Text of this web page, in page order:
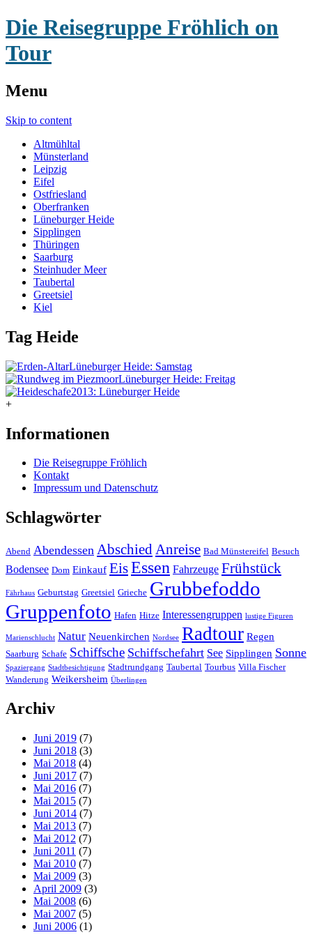
Die Reisegruppe Fröhlich on
Tour
Menu
Skip to content
Altmühltal
Münsterland
Leipzig
Eifel
Ostfriesland
Oberfranken
Lüneburger Heide
Sipplingen
Thüringen
Saarburg
Steinhuder Meer
Taubertal
Greetsiel
Kiel
Tag Heide
Lüneburger Heide: Samstag
Lüneburger Heide: Freitag
2013: Lüneburger Heide
+
Informationen
Die Reisegruppe Fröhlich
Kontakt
Impressum und Datenschutz
Schlagwörter
Abend Abendessen AbschiedAnreise Bad Münstereifel Besuch
Bodensee Dom Einkauf EisEssen Fahrzeuge Frühstück
Fährhaus Geburtstag Greetsiel Grieche Grubbefoddo
Gruppenfoto Hafen Hitze Interessengruppen lustige Figuren
Marienschlucht Natur Neuenkirchen Nordsee Radtour Regen
Saarburg Schafe Schiffsche Schiffschefahrt See Sipplingen Sonne
Spaziergang Stadtbesichtigung Stadtrundgang Taubertal Tourbus Villa Fischer
Wanderung Weikersheim Überlingen
Archiv
Juni 2019 (7)
Juni 2018 (3)
Mai 2018 (4)
Juni 2017 (7)
Mai 2016 (7)
Mai 2015 (7)
Juni 2014 (7)
Mai 2013 (7)
Mai 2012 (7)
Juni 2011 (7)
Mai 2010 (7)
Mai 2009 (3)
April 2009 (3)
Mai 2008 (6)
Mai 2007 (5)
Juni 2006 (1)